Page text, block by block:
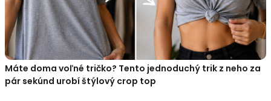
Máte doma voľné tričko? Tento jednoduchý trik z neho za
pár sekúnd urobí štýlový crop top